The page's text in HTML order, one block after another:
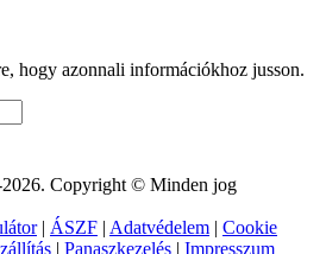
hogy azonnali információkhoz jusson.
Copyright © Minden jog
| ÁSZF | Adatvédelem | Cookie
| Panaszkezelés | Impresszum